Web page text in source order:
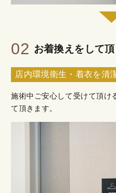
02 お着換えをして
店内環境衛生・着衣を清
施術中ご安心して受けて頂け
て頂きます。